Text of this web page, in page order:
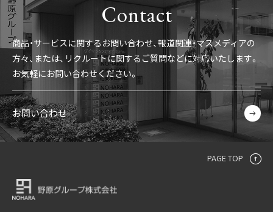
Contact
商品・サービスに関するお問い合わせ、報道関連・マスメディアの
方々、 または、リクルートに関するご質問などに対応いたします。
お気軽にお問い合わせください。
お問い合わせ
PAGE TOP